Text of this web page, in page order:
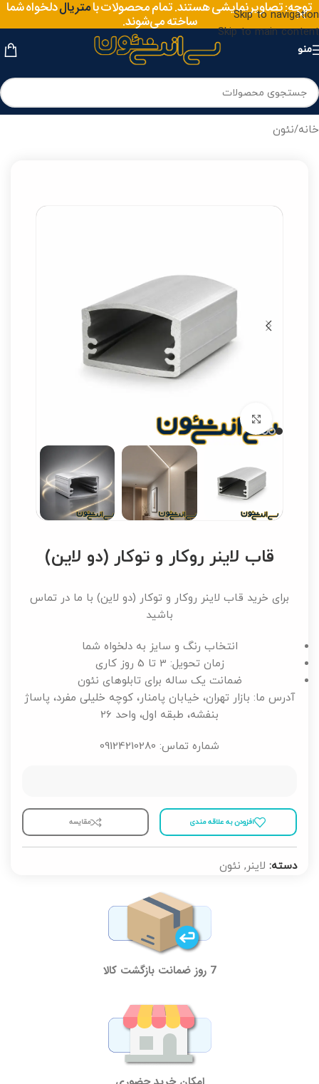
Skip to navigation
Skip to main content
توجه: تصاویر نمایشی هستند. تمام محصولات باسایزمتریال
دلخواه شما
ساخته می‌شوند.
منو
خانه/نئون
برای بزرگنمایی کلیک کنید
قاب لاینر روکار و توکار (دو لاین)
برای خرید قاب لاینر روکار و توکار (دو لاین) با ما در تماس
باشید
انتخاب رنگ و سایز به دلخواه شما
زمان تحویل: 3 تا 5 روز کاری
ضمانت یک ساله برای تابلوهای نئون
آدرس ما: بازار تهران، خیابان پامنار، کوچه خلیلی مفرد، پاساژ
بنفشه، طبقه اول، واحد 26
شماره تماس: 09124210280
افزودن به علاقه مندی مقايسه
دسته: لاینر, نئون
7 روز ضمانت بازگشت کالا